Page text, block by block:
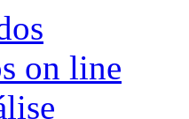
on line